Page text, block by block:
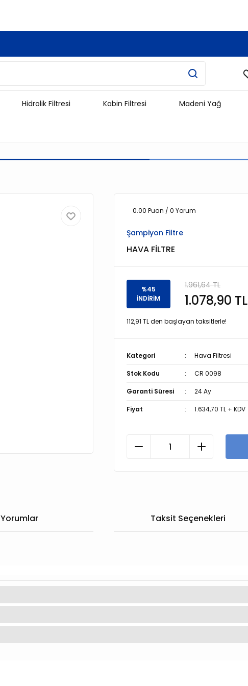
Hidrolik Filtresi Kabin Filtresi Madeni Yağ
0.00 Puan / 0 Yorum
Şampiyon Filtre
HAVA FİLTRE
%45
İNDİRİM
1.961,64 TL
1.078,90 TL
112,91 TL den başlayan taksitlerle!
Kategori Hava Filtresi
Stok Kodu CR 0098
Garanti Süresi 24 Ay
Fiyat 1.634,70 TL + KDV
Yorumlar Taksit Seçenekleri